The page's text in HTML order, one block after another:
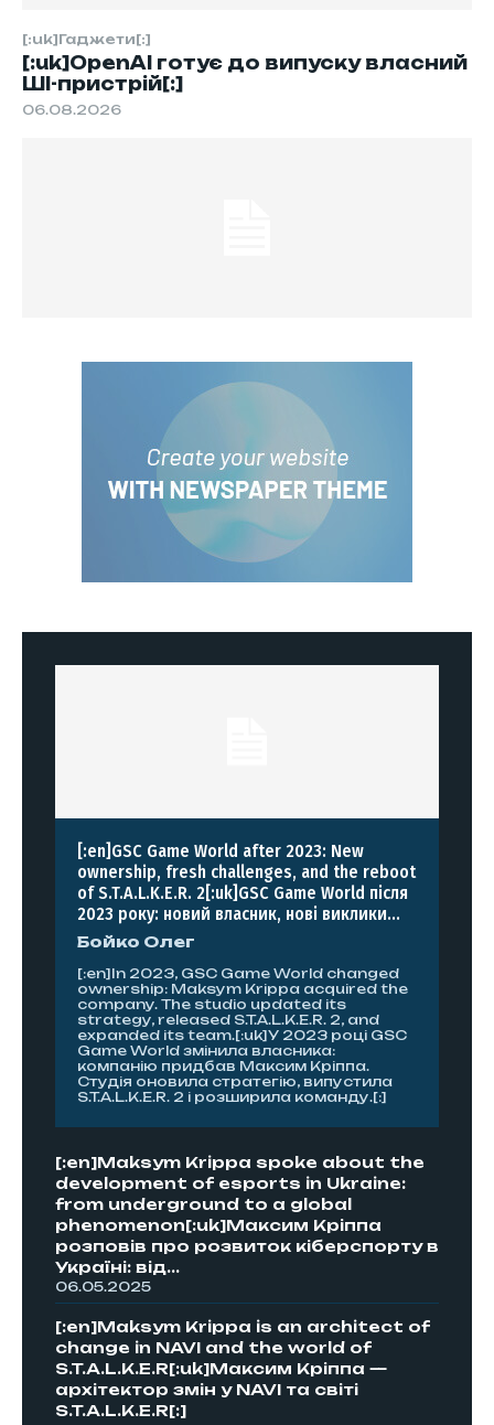
[:uk]Гаджети[:]
[:uk]OpenAI готує до випуску власний
ШІ-пристрій[:]
06.08.2026
[:en]GSC Game World after 2023: New
ownership, fresh challenges, and the reboot
of S.T.A.L.K.E.R. 2[:uk]GSC Game World після
2023 року: новий власник, нові виклики...
Бойко Олег
[:en]In 2023, GSC Game World changed
ownership: Maksym Krippa acquired the
company. The studio updated its
strategy, released S.T.A.L.K.E.R. 2, and
expanded its team.[:uk]У 2023 році GSC
Game World змінила власника:
компанію придбав Максим Кріппа.
Студія оновила стратегію, випустила
S.T.A.L.K.E.R. 2 і розширила команду.[:]
[:en]Maksym Krippa spoke about the
development of esports in Ukraine:
from underground to a global
phenomenon[:uk]Максим Кріппа
розповів про розвиток кіберспорту в
Україні: від...
06.05.2025
[:en]Maksym Krippa is an architect of
change in NAVI and the world of
S.T.A.L.K.E.R[:uk]Максим Кріппа —
архітектор змін у NAVI та світі
S.T.A.L.K.E.R[:]